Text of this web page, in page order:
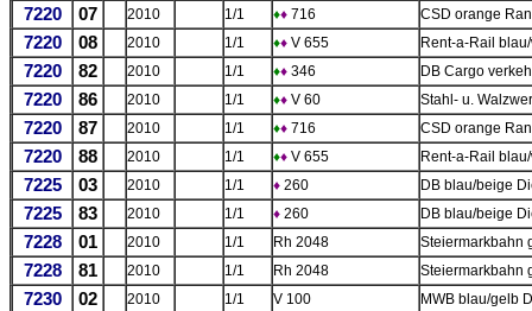
7220 07 2010 1/1 ♦♦ 716 CSD orange
7220 08 2010 1/1 ♦♦ V 655 Rent-a-Rail
7220 82 2010 1/1 ♦♦ 346 DB Cargo
7220 86 2010 1/1 ♦♦ V 60 Stahl- u.
7220 87 2010 1/1 ♦♦ 716 CSD orange
7220 88 2010 1/1 ♦♦ V 655 Rent-a-Rail
7225 03 2010 1/1 ♦ 260 DB blau/beige
7225 83 2010 1/1 ♦ 260 DB blau/beige
7228 01 2010 1/1 Rh 2048 Steiermarkbahn
7228 81 2010 1/1 Rh 2048 Steiermarkbahn
7230 02 2010 1/1 V 100 MWB blau/gelb